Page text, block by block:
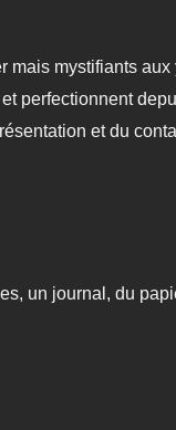
mais mystifiants
perfectionnent
et du
un journal, du